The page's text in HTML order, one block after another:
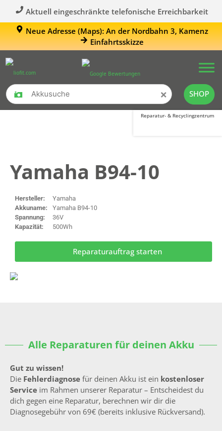
Aktuell eingeschränkte telefonische Erreichbarkeit
Neue Adresse (Maps): An der Nordbahn 3, Kamenz
Einfahrtsskizze
× SHOP
Reparatur- & Recyclingzentrum
Yamaha B94-10
Hersteller:
Yamaha
Akkuname:
Yamaha B94-10
Spannung:
36V
Kapazität:
500Wh
Reparaturauftrag starten
Alle Reparaturen für deinen Akku
Gut zu wissen!
Die Fehlerdiagnose für deinen Akku ist ein kostenloser
Service im Rahmen unserer Reparatur – Entscheidest du
dich gegen eine Reparatur, berechnen wir dir die
Diagnosegebühr von 69€ (bereits inklusive Rückversand).